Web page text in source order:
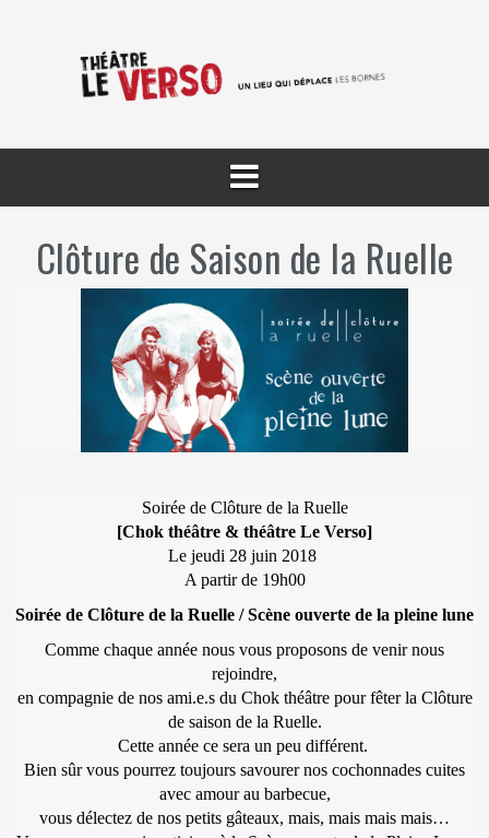
Clôture de Saison de la Ruelle
Soirée de Clôture de la Ruelle
[Chok théâtre & théâtre Le Verso]
Le jeudi 28 juin 2018
A partir de 19h00
Soirée de Clôture de la Ruelle / Scène ouverte de la pleine lune
Comme chaque année nous vous proposons de venir nous
rejoindre,
en compagnie de nos ami.e.s du Chok théâtre pour fêter la Clôture
de saison de la Ruelle.
Cette année ce sera un peu différent.
Bien sûr vous pourrez toujours savourer nos cochonnades cuites
avec amour au barbecue,
vous délectez de nos petits gâteaux, mais, mais mais mais…